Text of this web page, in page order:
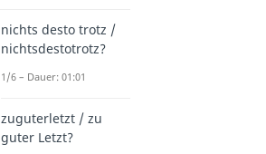
nichts desto trotz /
nichtsdestotrotz?
1/6 – Dauer: 01:01
zuguterletzt / zu
guter Letzt?